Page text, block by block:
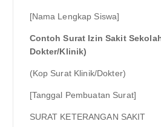
[Nama Lengkap Siswa]
Contoh Surat Izin Sakit
Dokter/Klinik)
(Kop Surat Klinik/Dokter)
[Tanggal Pembuatan Surat]
SURAT KETERANGAN SAKIT